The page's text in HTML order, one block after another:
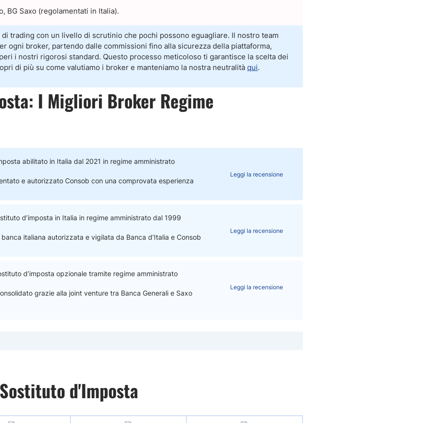
BG Saxo (regolamentati in Italia).
trading con un livello di scrutinio che pochi possono eguagliare. Il nostro team
ogni broker, partendo dalle commissioni fino alla sicurezza della piattaforma,
i nostri rigorosi standard. Questo processo meticoloso ti garantisce la scelta dei
di più su come valutiamo i broker e manteniamo la nostra neutralità qui.
I Migliori Broker Regime
Leggi la recensione
abilitato in Italia dal 2021 in regime amministrato
e autorizzato Consob con una comprovata esperienza
Leggi la recensione
d’imposta in Italia in regime amministrato dal 1999
italiana autorizzata e vigilata da Banca d’Italia e Consob
Leggi la recensione
d’imposta opzionale tramite regime amministrato
grazie alla joint venture tra Banca Generali e Saxo
d'Imposta